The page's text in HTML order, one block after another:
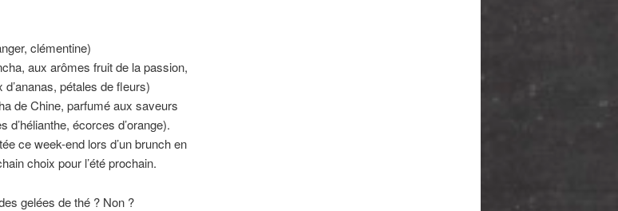
clémentine)
aux arômes fruit de la passion,
pétales de fleurs)
de Chine, parfumé aux saveurs
écorces d’orange).
ce week-end lors d’un brunch en
choix pour l’été prochain.
gelées de thé ? Non ?